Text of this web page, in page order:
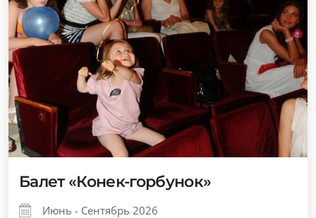
Балет «Конек-горбунок»
Июнь - Сентябрь 2026